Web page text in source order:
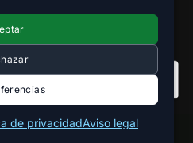
de privacidadAviso legal
- VaperZone ®